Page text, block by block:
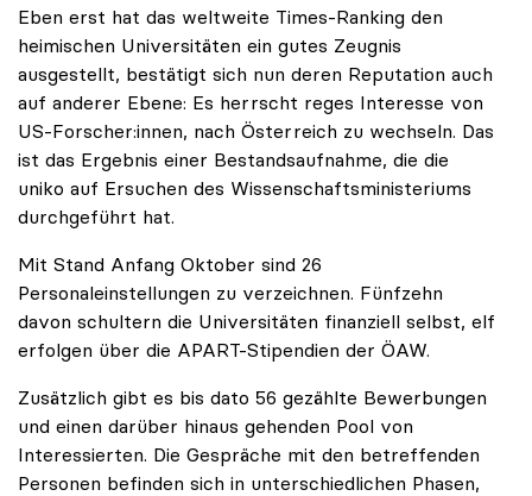
Eben erst hat das weltweite Times-Ranking den
heimischen Universitäten ein gutes Zeugnis
ausgestellt, bestätigt sich nun deren Reputation auch
auf anderer Ebene: Es herrscht reges Interesse von
US-Forscher:innen, nach Österreich zu wechseln. Das
ist das Ergebnis einer Bestandsaufnahme, die die
uniko auf Ersuchen des Wissenschaftsministeriums
durchgeführt hat.
Mit Stand Anfang Oktober sind 26
Personaleinstellungen zu verzeichnen. Fünfzehn
davon schultern die Universitäten finanziell selbst, elf
erfolgen über die APART-Stipendien der ÖAW.
Zusätzlich gibt es bis dato 56 gezählte Bewerbungen
und einen darüber hinaus gehenden Pool von
Interessierten. Die Gespräche mit den betreffenden
Personen befinden sich in unterschiedlichen Phasen,